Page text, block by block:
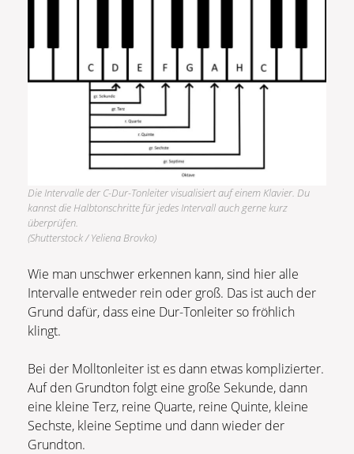
Die Intervalle der C-Dur-Tonleiter visualisiert auf einem Klavier. Du
kannst die Halbtonschritte für jedes Intervall auch gerne kurz
überprüfen.
(Shutterstock / Yeliena Brovko)
Wie man unschwer erkennen kann, sind hier alle
Intervalle entweder rein oder groß. Das ist auch der
Grund dafür, dass eine Dur-Tonleiter so fröhlich
klingt.
Bei der Molltonleiter ist es dann etwas komplizierter.
Auf den Grundton folgt eine große Sekunde, dann
eine kleine Terz, reine Quarte, reine Quinte, kleine
Sechste, kleine Septime und dann wieder der
Grundton.